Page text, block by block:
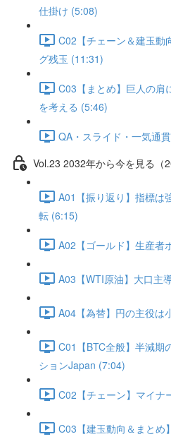
仕掛け (5:08)
C02【チェーン＆建玉動
グ残玉 (11:31)
C03【まとめ】巨人の肩
を考える (5:46)
QA・スライド・一気通
Vol.23 2032年から今を見る（
A01【振り返り】指標は
転 (6:15)
A02【ゴールド】生産者
A03【WTI原油】大口主
A04【為替】円の主役は
C01【BTC全般】半減期
ションJapan (7:04)
C02【チェーン】マイナ
C03【建玉動向＆まとめ